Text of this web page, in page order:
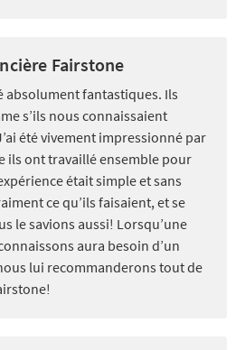
Fairstone
absolument fantastiques. Ils
s’ils nous connaissaient
été vivement impressionné par
ils ont travaillé ensemble pour
était simple et sans
ce qu’ils faisaient, et se
le savions aussi! Lorsqu’une
aura besoin d’un
lui recommanderons tout de